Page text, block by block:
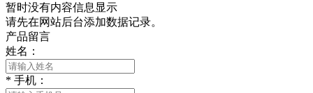
暂时没有内容信息显示
请先在网站后台添加数据记录。
产品留言
姓名：
* 手机：